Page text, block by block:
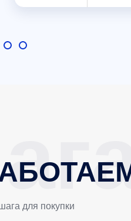
для покупки